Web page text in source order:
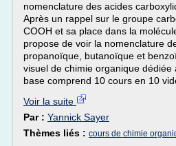
nomenclature des acides
Après un rappel sur le groupe
COOH et sa place dans la
propose de voir la nomenclature
propanoïque, butanoïque et
visuel de chimie organique
base comprend 10 cours en 10
Voir la suite
Par : Yannick Sayer
Thèmes liés : cours de chimie